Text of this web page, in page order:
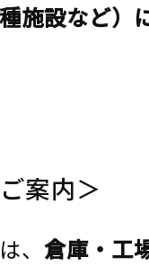
施設など）
案内＞
、 倉庫・工